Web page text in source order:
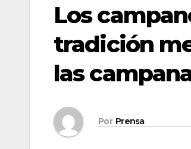
Los
tradición
las
Por Prensa